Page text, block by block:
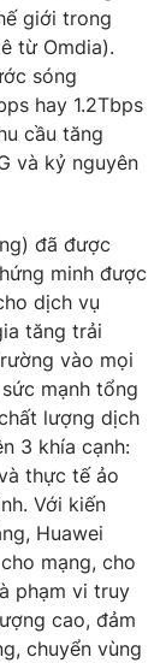
giới trong
từ Omdia).
sóng
hay 1.2Tbps
cầu tăng
và kỷ nguyên
đã được
minh được
dịch vụ
tăng trải
vào mọi
mạnh tổng
lượng dịch
3 khía cạnh:
thực tế ảo
Với kiến
Huawei
mạng, cho
phạm vi truy
cao, đảm
chuyển vùng